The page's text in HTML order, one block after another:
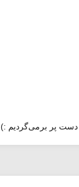
دست پر برمی‌گردیم :)